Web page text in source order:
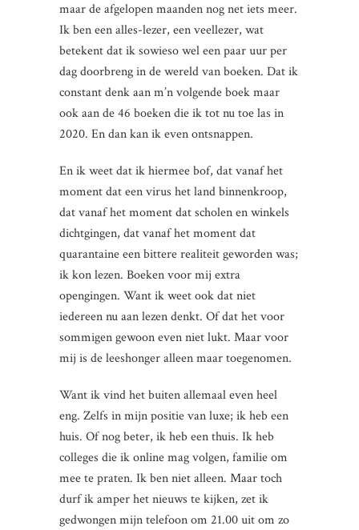
maar de afgelopen maanden nog net iets meer.
Ik ben een alles-lezer, een veellezer, wat
betekent dat ik sowieso wel een paar uur per
dag doorbreng in de wereld van boeken. Dat ik
constant denk aan m’n volgende boek maar
ook aan de 46 boeken die ik tot nu toe las in
2020. En dan kan ik even ontsnappen.
En ik weet dat ik hiermee bof, dat vanaf het
moment dat een virus het land binnenkroop,
dat vanaf het moment dat scholen en winkels
dichtgingen, dat vanaf het moment dat
quarantaine een bittere realiteit geworden was;
ik kon lezen. Boeken voor mij extra
opengingen. Want ik weet ook dat niet
iedereen nu aan lezen denkt. Of dat het voor
sommigen gewoon even niet lukt. Maar voor
mij is de leeshonger alleen maar toegenomen.
Want ik vind het buiten allemaal even heel
eng. Zelfs in mijn positie van luxe; ik heb een
huis. Of nog beter, ik heb een thuis. Ik heb
colleges die ik online mag volgen, familie om
mee te praten. Ik ben niet alleen. Maar toch
durf ik amper het nieuws te kijken, zet ik
gedwongen mijn telefoon om 21.00 uit om zo